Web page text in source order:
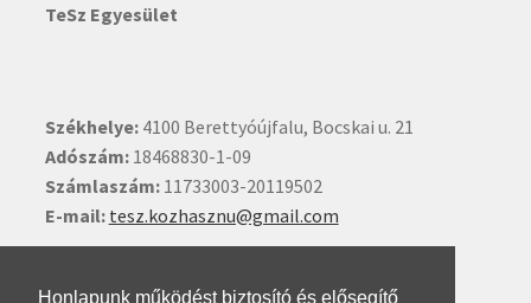
Honlapunk működést biztosító és elősegítő
TeSz Egyesület
Székhelye:4100 Berettyóújfalu, Bocskai u. 21
Adószám:18468830-1-09
Számlaszám:11733003-20119502
E-mail: tesz.kozhasznu@gmail.com